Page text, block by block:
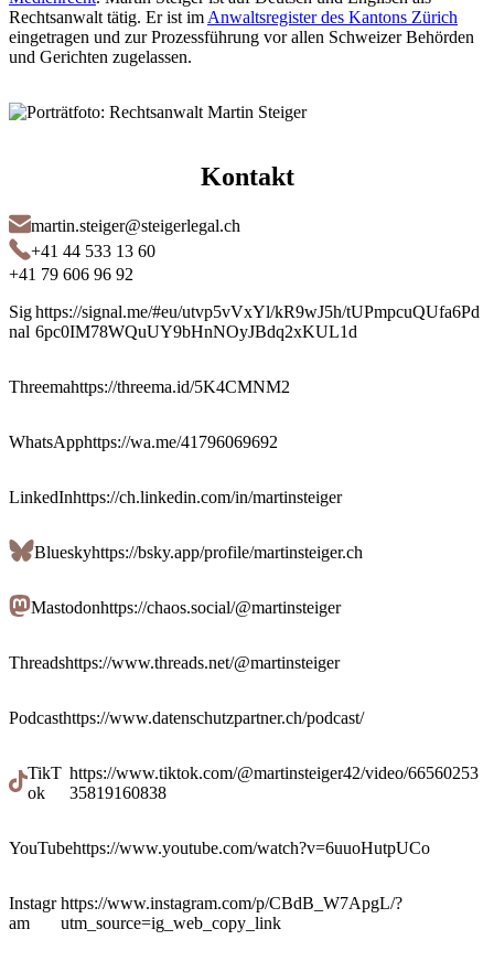
Rechtsanwalt tätig. Er ist im Anwaltsregister des Kantons Zürich
eingetragen und zur Prozessführung vor allen Schweizer Behörden
und Gerichten zugelassen.
Kontakt
martin.steiger@steigerlegal.ch
+41 44 533 13 60
+41 79 606 96 92
Sig
nal
https://signal.me/#eu/utvp5vVxYl/kR9wJ5h/tUPmpcuQUfa6Pd
6pc0IM78WQuUY9bHnNOyJBdq2xKUL1d
Threemahttps://threema.id/5K4CMNM2
WhatsApphttps://wa.me/41796069692
LinkedInhttps://ch.linkedin.com/in/martinsteiger
Blueskyhttps://bsky.app/profile/martinsteiger.ch
Mastodonhttps://chaos.social/@martinsteiger
Threadshttps://www.threads.net/@martinsteiger
Podcasthttps://www.datenschutzpartner.ch/podcast/
TikT
ok
https://www.tiktok.com/@martinsteiger42/video/66560253
35819160838
YouTubehttps://www.youtube.com/watch?v=6uuoHutpUCo
Instagr
am
https://www.instagram.com/p/CBdB_W7ApgL/?
utm_source=ig_web_copy_link